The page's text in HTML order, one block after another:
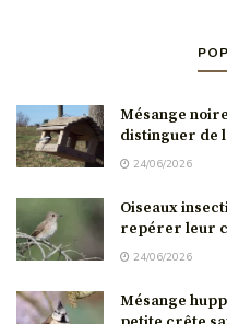
Mésange
distinguer de
24/06/2026
Oiseaux
repérer leur
24/06/2026
Mésange